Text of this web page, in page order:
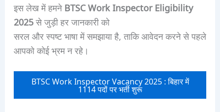
इस लेख में हमनेBTSC Work Inspector Eligibility
2025से जुड़ी हर जानकारी को
सरल और स्पष्ट भाषा में समझाया है, ताकि आवेदन करने से पहले
आपको कोई भ्रम न रहे।
BTSC Work Inspector Vacancy 2025 : बिहार में
1114 पदों पर भर्ती शुरू